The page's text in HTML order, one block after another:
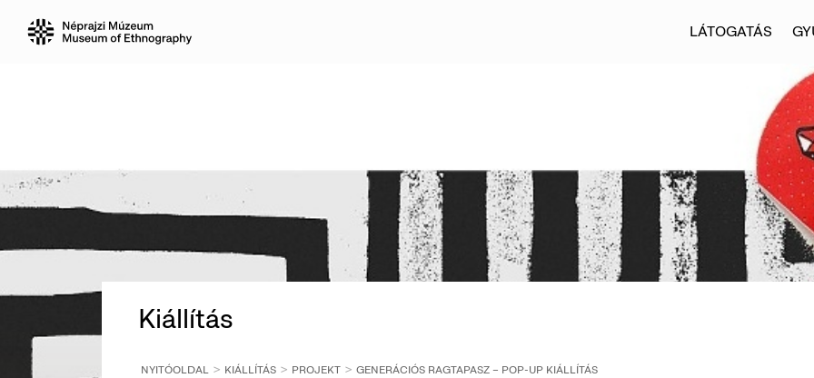
LÁTOGATÁS
Kiállítás
NYITÓOLDAL KIÁLLÍTÁS PROJEKT GENERÁCIÓS RAGTAPASZ – POP-UP KIÁLLÍTÁS